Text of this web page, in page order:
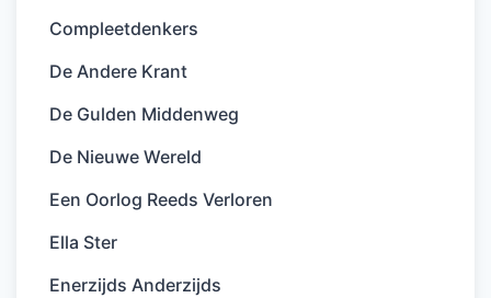
Compleetdenkers
De Andere Krant
De Gulden Middenweg
De Nieuwe Wereld
Een Oorlog Reeds Verloren
Ella Ster
Enerzijds Anderzijds